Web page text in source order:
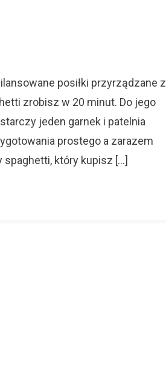
posiłki przyrządzane z
zrobisz w 20 minut. Do jego
jeden garnek i patelnia
prostego a zarazem
który kupisz […]